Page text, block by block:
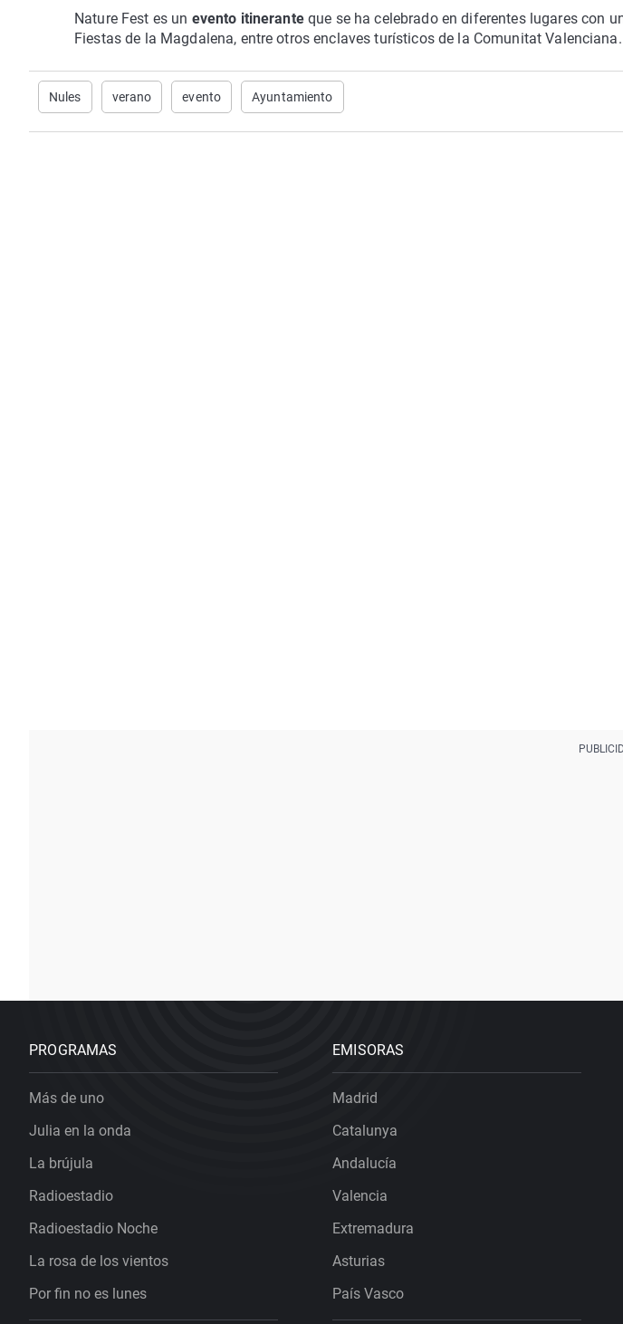
Nature Fest es un evento itineranteque se ha celebrado en diferentes lugares con
Fiestas de la Magdalena, entre otros enclaves turísticos de la Comunitat Valenciana.
Nules verano evento Ayuntamiento
PROGRAMAS
Más de uno
Julia en la onda
La brújula
Radioestadio
Radioestadio Noche
La rosa de los vientos
Por fin no es lunes
EMISORAS
Madrid
Catalunya
Andalucía
Valencia
Extremadura
Asturias
País Vasco